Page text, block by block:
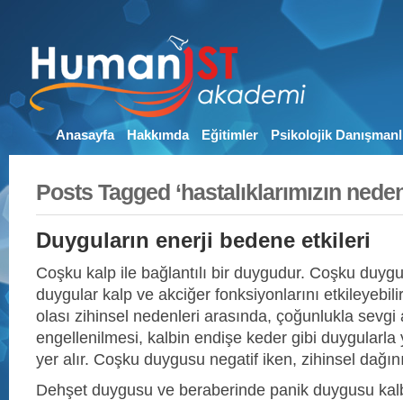
Anasayfa Hakkımda Eğitimler Psikolojik
Posts Tagged ‘hastalıklarımızın
Duyguların enerji bedene etkileri
Coşku kalp ile bağlantılı bir duygudur. Coşku
duygular kalp ve akciğer fonksiyonlarını
olası zihinsel nedenleri arasında, çoğunlukla sevgi
engellenilmesi, kalbin endişe keder gibi duygularla
yer alır. Coşku duygusu negatif iken, zihinsel
Dehşet duygusu ve beraberinde panik duygusu